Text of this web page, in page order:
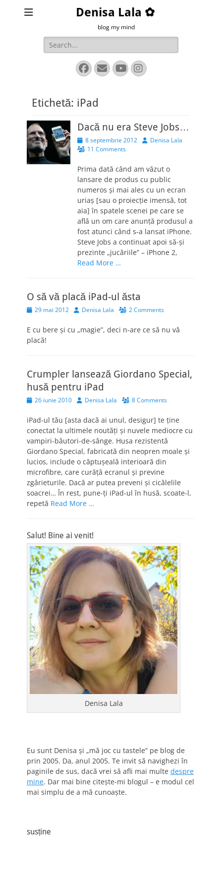
Denisa Lala ✿
blog my mind
Search
for:
Facebook
EmailYouTube
Instagram
Etichetă: iPad
Dacă nu era Steve Jobs…
Posted
on
8 septembrie 2012 AuthorDenisa Lala
11 Comments
Prima dată când am văzut o
lansare de produs cu public
numeros şi mai ales cu un ecran
uriaş [sau o proiecţie imensă, tot
aia] în spatele scenei pe care se
află un om care anunţă produsul a
fost atunci când s-a lansat iPhone.
Steve Jobs a continuat apoi să-şi
prezinte „jucăriile” – iPhone 2,
Read More …
O să vă placă iPad-ul ăsta
Posted
29 mai 2012 AuthorDenisa Lala 2 Comments
E cu bere şi cu „magie”, deci n-are ce să nu vă
placă!
Crumpler lansează Giordano Special,
husă pentru iPad
Posted26 iunie 2010 AuthorDenisa Lala 8 Comments
iPad-ul tău [asta dacă ai unul, desigur] te ţine
conectat la ultimele noutăţi şi nuvele mediocre cu
vampiri-băutori-de-sânge. Husa rezistentă
Giordano Special, fabricată din neopren moale şi
lucios, include o căptuşeală interioară din
microfibre, care curăţă ecranul şi previne
zgârieturile. Dacă ar putea preveni şi cicălelile
soacrei… În rest, pune-ţi iPad-ul în husă, scoate-l,
repetă Read More …
Salut! Bine ai venit!
Denisa Lala
Eu sunt Denisa și „mă joc cu tastele” pe blog de
prin 2005. Da, anul 2005. Te invit să navighezi în
paginile de sus, dacă vrei să afli mai multe despre
mine. Dar mai bine citește-mi blogul – e modul cel
mai simplu de a mă cunoaște.
susține